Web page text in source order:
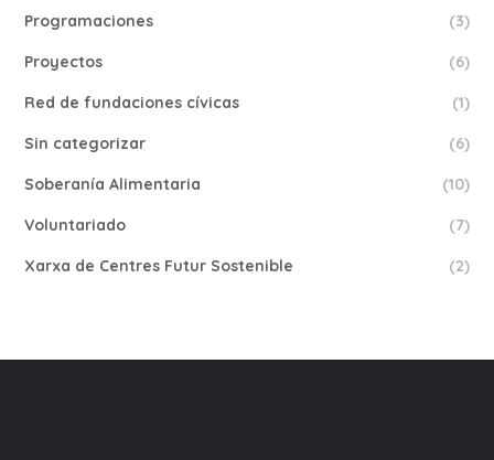
Programaciones (3)
Proyectos (6)
Red de fundaciones cívicas (1)
Sin categorizar (6)
Soberanía Alimentaria (10)
Voluntariado (7)
Xarxa de Centres Futur Sostenible (2)